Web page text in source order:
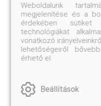
Weboldalunk
megjelenítése és a
érdekében
technológiákat
vonatkozó
lehetőségeiről
érhető el.
Beállítások